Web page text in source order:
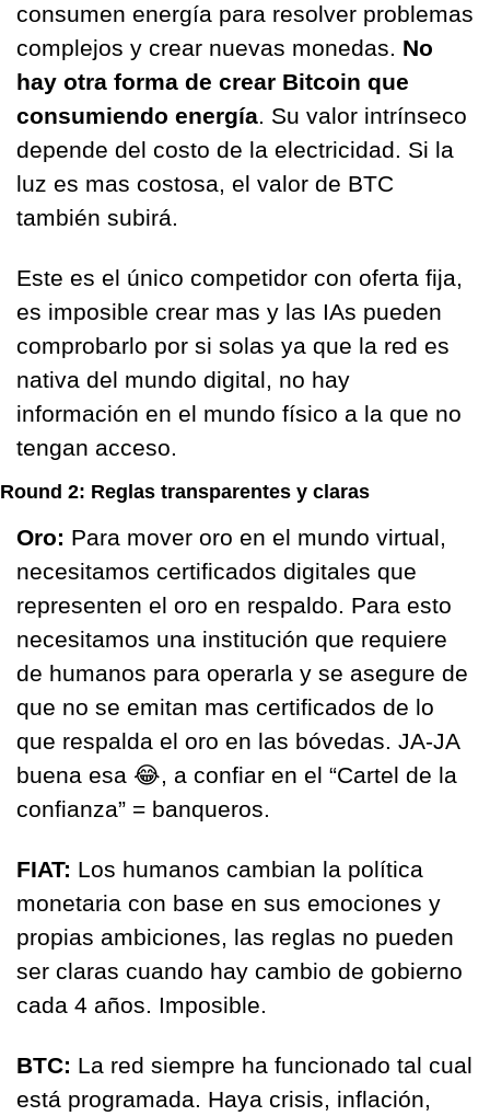
consumen energía para resolver problemas
complejos y crear nuevas monedas. No
hay otra forma de crear Bitcoin que
consumiendo energía. Su valor intrínseco
depende del costo de la electricidad. Si la
luz es mas costosa, el valor de BTC
también subirá.
Este es el único competidor con oferta fija,
es imposible crear mas y las IAs pueden
comprobarlo por si solas ya que la red es
nativa del mundo digital, no hay
información en el mundo físico a la que no
tengan acceso.
Round 2: Reglas transparentes y claras
Oro: Para mover oro en el mundo virtual,
necesitamos certificados digitales que
representen el oro en respaldo. Para esto
necesitamos una institución que requiere
de humanos para operarla y se asegure de
que no se emitan mas certificados de lo
que respalda el oro en las bóvedas. JA-JA
buena esa 😂, a confiar en el “Cartel de la
confianza” = banqueros.
FIAT: Los humanos cambian la política
monetaria con base en sus emociones y
propias ambiciones, las reglas no pueden
ser claras cuando hay cambio de gobierno
cada 4 años. Imposible.
BTC: La red siempre ha funcionado tal cual
está programada. Haya crisis, inflación,